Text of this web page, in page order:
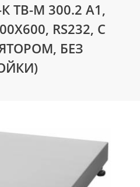
ТВ-М 300.2 А1,
RS232, С
БЕЗ